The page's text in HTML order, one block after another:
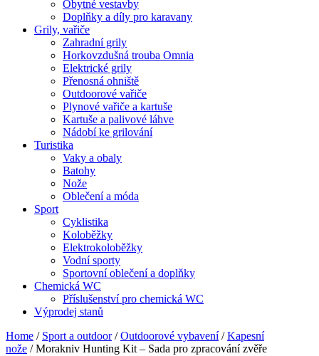
Obytné vestavby
Doplňky a díly pro karavany
Grily, vařiče
Zahradní grily
Horkovzdušná trouba Omnia
Elektrické grily
Přenosná ohniště
Outdoorové vařiče
Plynové vařiče a kartuše
Kartuše a palivové láhve
Nádobí ke grilování
Turistika
Vaky a obaly
Batohy
Nože
Oblečení a móda
Sport
Cyklistika
Koloběžky
Elektrokoloběžky
Vodní sporty
Sportovní oblečení a doplňky
Chemická WC
Příslušenství pro chemická WC
Výprodej stanů
Home / Sport a outdoor/Outdoorové vybavení/Kapesní
nože / Morakniv Hunting Kit – Sada pro zpracování zvěře